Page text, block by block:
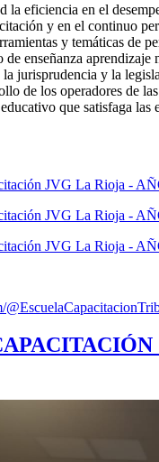
la eficiencia en el
y en el continuo
y temáticas de
de enseñanza
la jurisprudencia y la
de los operadores de
que satisfaga las
JVG La Rioja -
JVG La Rioja -
JVG La Rioja -